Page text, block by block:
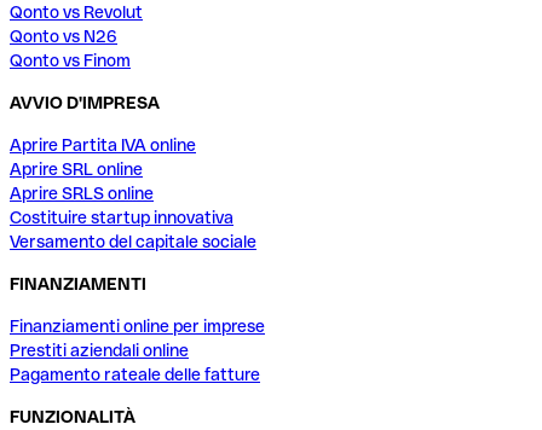
Qonto vs Revolut
Qonto vs N26
Qonto vs Finom
AVVIO D'IMPRESA
Aprire Partita IVA online
Aprire SRL online
Aprire SRLS online
Costituire startup innovativa
Versamento del capitale sociale
FINANZIAMENTI
Finanziamenti online per imprese
Prestiti aziendali online
Pagamento rateale delle fatture
FUNZIONALITÀ